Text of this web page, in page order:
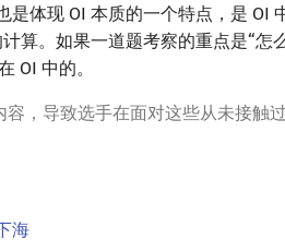
是体现 OI 本质的一个特点，是 OI
算。如果一道题考察的重点是“怎
OI 中的。
，导致选手在面对这些从未接触
海